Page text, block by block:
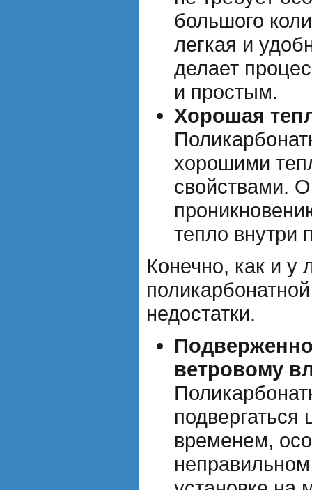
большого
легкая и
делает
и простым.
Хорошая
хорошими
свойствами.
тепло внутри
Конечно, как и у
недостатки.
ветровому
временем,